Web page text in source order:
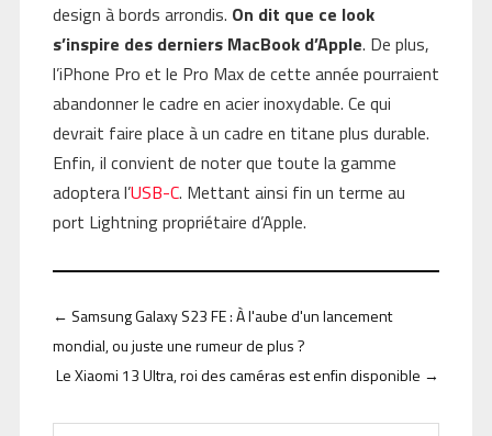
design à bords arrondis. On dit que ce look
s’inspire des derniers MacBook d’Apple. De plus,
l’iPhone Pro et le Pro Max de cette année pourraient
abandonner le cadre en acier inoxydable. Ce qui
devrait faire place à un cadre en titane plus durable.
Enfin, il convient de noter que toute la gamme
adoptera l’USB-C. Mettant ainsi fin un terme au
port Lightning propriétaire d’Apple.
← Samsung Galaxy S23 FE : À l'aube d'un lancement
mondial, ou juste une rumeur de plus ?
Le Xiaomi 13 Ultra, roi des caméras est enfin disponible →